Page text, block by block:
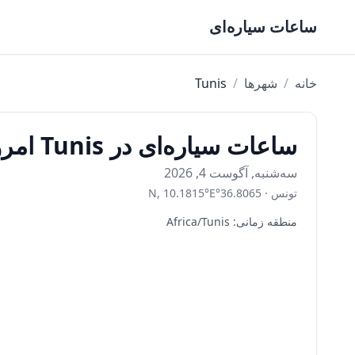
ساعات سیاره‌ای
خانه / شهرها /
Tunis
ساعات سیاره‌ای در Tunis امروز
سه‌شنبه, آگوست 4, 2026
تونس ·
36.8065
°
N, 10.1815°E
منطقه زمانی:
Africa/Tunis